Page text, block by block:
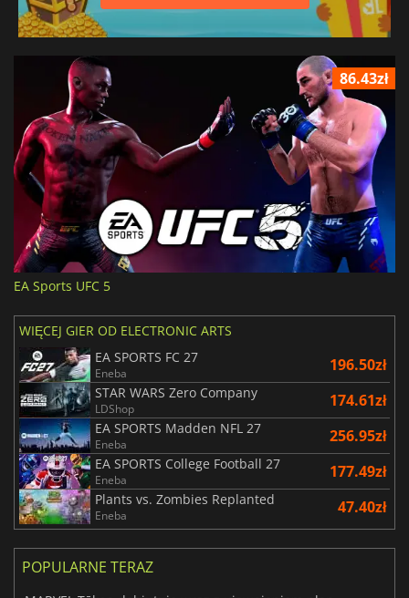
86.43zł
EA Sports UFC 5
WIĘCEJ GIER OD ELECTRONIC ARTS
EA SPORTS FC 27
Eneba 196.50zł
STAR WARS Zero Company
LDShop 174.61zł
EA SPORTS Madden NFL 27
Eneba 256.95zł
EA SPORTS College Football 27
Eneba 177.49zł
Plants vs. Zombies Replanted
Eneba 47.40zł
POPULARNE TERAZ